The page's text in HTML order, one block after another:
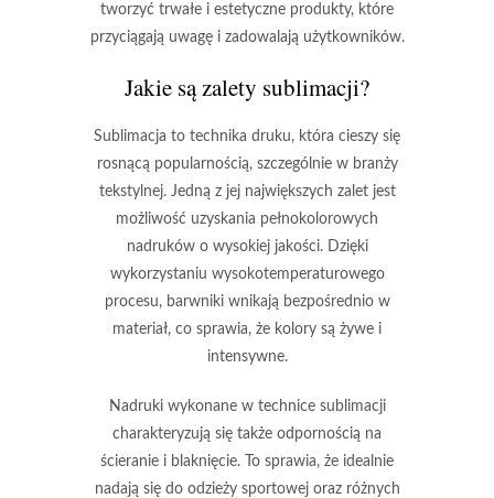
tworzyć trwałe i estetyczne produkty, które
przyciągają uwagę i zadowalają użytkowników.
Jakie są zalety sublimacji?
Sublimacja to technika druku, która cieszy się
rosnącą popularnością, szczególnie w branży
tekstylnej. Jedną z jej największych zalet jest
możliwość uzyskania pełnokolorowych
nadruków o wysokiej jakości. Dzięki
wykorzystaniu wysokotemperaturowego
procesu, barwniki wnikają bezpośrednio w
materiał, co sprawia, że kolory są żywe i
intensywne.
Nadruki wykonane w technice sublimacji
charakteryzują się także odpornością na
ścieranie i blaknięcie. To sprawia, że idealnie
nadają się do odzieży sportowej oraz różnych